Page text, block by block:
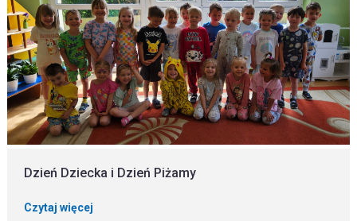
Dzień Dziecka i Dzień Piżamy
Czytaj więcej